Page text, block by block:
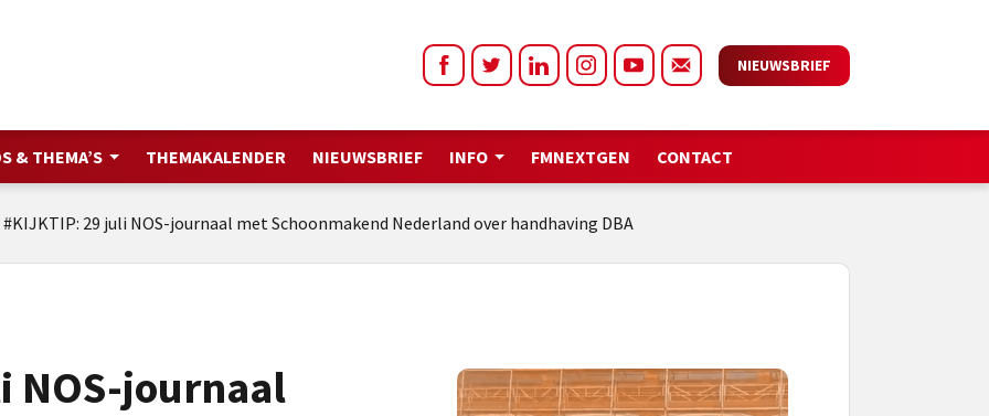
NIEUWSBRIEF
& THEMA’S THEMAKALENDER NIEUWSBRIEF INFO FMNEXTGEN CONTACT
#KIJKTIP: 29 juli NOS-journaal met Schoonmakend Nederland over handhaving DBA
NOS-journaal